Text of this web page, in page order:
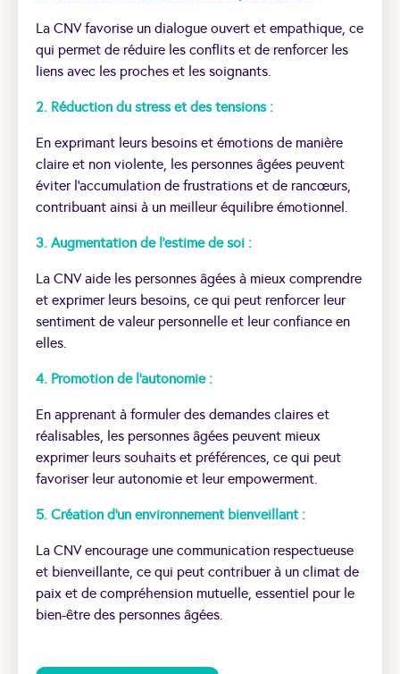
La CNV favorise un dialogue ouvert et empathique, ce
qui permet de réduire les conflits et de renforcer les
liens avec les proches et les soignants.
2. Réduction du stress et des tensions :
En exprimant leurs besoins et émotions de manière
claire et non violente, les personnes âgées peuvent
éviter l’accumulation de frustrations et de rancœurs,
contribuant ainsi à un meilleur équilibre émotionnel.
3. Augmentation de l’estime de soi :
La CNV aide les personnes âgées à mieux comprendre
et exprimer leurs besoins, ce qui peut renforcer leur
sentiment de valeur personnelle et leur confiance en
elles.
4. Promotion de l’autonomie :
En apprenant à formuler des demandes claires et
réalisables, les personnes âgées peuvent mieux
exprimer leurs souhaits et préférences, ce qui peut
favoriser leur autonomie et leur empowerment.
5. Création d’un environnement bienveillant :
La CNV encourage une communication respectueuse
et bienveillante, ce qui peut contribuer à un climat de
paix et de compréhension mutuelle, essentiel pour le
bien-être des personnes âgées.